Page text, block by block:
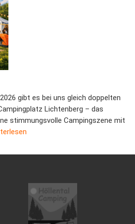
gibt es bei uns gleich doppelten
Lichtenberg – das
stimmungsvolle Campingszene mit
Campingplatz